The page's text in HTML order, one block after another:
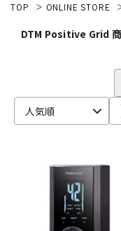
ドラム
TOP ONLINE STORE
DTM Positive Grid
人気順